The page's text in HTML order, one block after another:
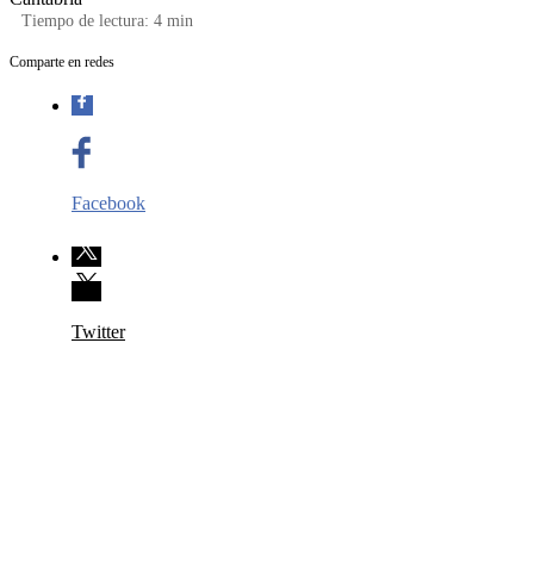
Tiempo de lectura: 4 min
Comparte en redes
Facebook
Twitter